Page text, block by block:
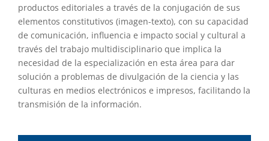
productos editoriales a través de la conjugación de sus
elementos constitutivos (imagen-texto), con su capacidad
de comunicación, influencia e impacto social y cultural a
través del trabajo multidisciplinario que implica la
necesidad de la especialización en esta área para dar
solución a problemas de divulgación de la ciencia y las
culturas en medios electrónicos e impresos, facilitando la
transmisión de la información.